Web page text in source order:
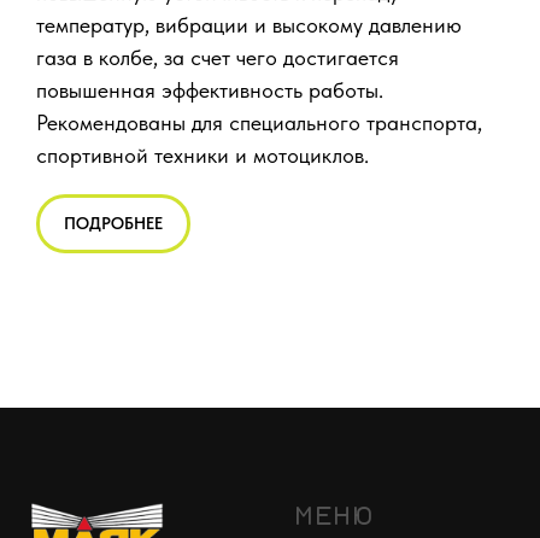
температур, вибрации и высокому давлению
газа в колбе, за счет чего достигается
повышенная эффективность работы.
Рекомендованы для специального транспорта,
спортивной техники и мотоциклов.
ПОДРОБНЕЕ
МЕНЮ